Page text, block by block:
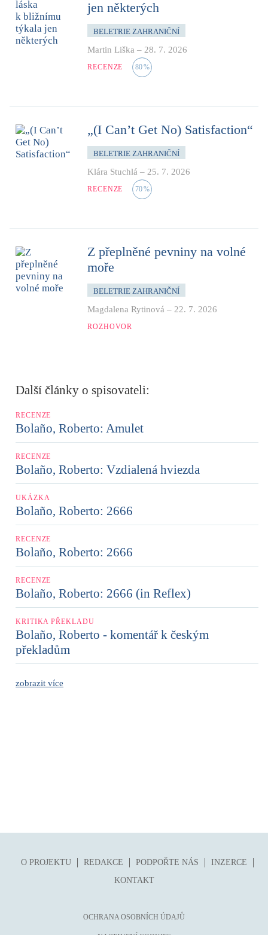
jen některých
BELETRIE ZAHRANIČNÍ
Martin Liška – 28. 7. 2026
RECENZE 80%
„(I Can’t Get No) Satisfaction“
BELETRIE ZAHRANIČNÍ
Klára Stuchlá – 25. 7. 2026
RECENZE 70%
Z přeplněné pevniny na volné
moře
BELETRIE ZAHRANIČNÍ
Magdalena Rytinová – 22. 7. 2026
ROZHOVOR
Další články o spisovateli:
RECENZE
Bolaño, Roberto: Amulet
RECENZE
Bolaño, Roberto: Vzdialená hviezda
UKÁZKA
Bolaño, Roberto: 2666
RECENZE
Bolaño, Roberto: 2666
RECENZE
Bolaño, Roberto: 2666 (in Reflex)
KRITIKA PŘEKLADU
Bolaño, Roberto - komentář k českým
překladům
zobrazit více
O PROJEKTU REDAKCE PODPOŘTE NÁS
INZERCE
KONTAKT
OCHRANA OSOBNÍCH ÚDAJŮ